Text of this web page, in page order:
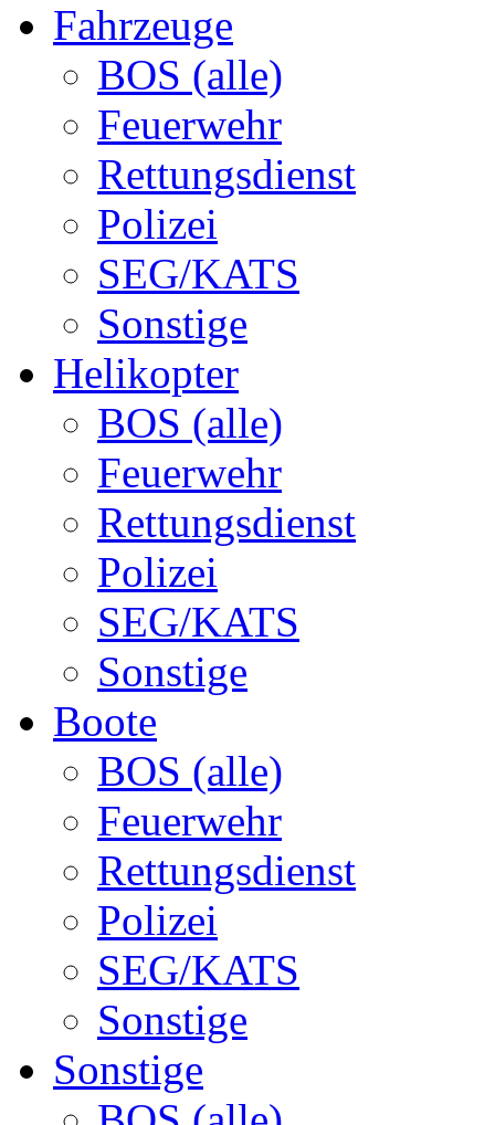
Fahrzeuge
BOS (alle)
Feuerwehr
Rettungsdienst
Polizei
SEG/KATS
Sonstige
Helikopter
BOS (alle)
Feuerwehr
Rettungsdienst
Polizei
SEG/KATS
Sonstige
Boote
BOS (alle)
Feuerwehr
Rettungsdienst
Polizei
SEG/KATS
Sonstige
Sonstige